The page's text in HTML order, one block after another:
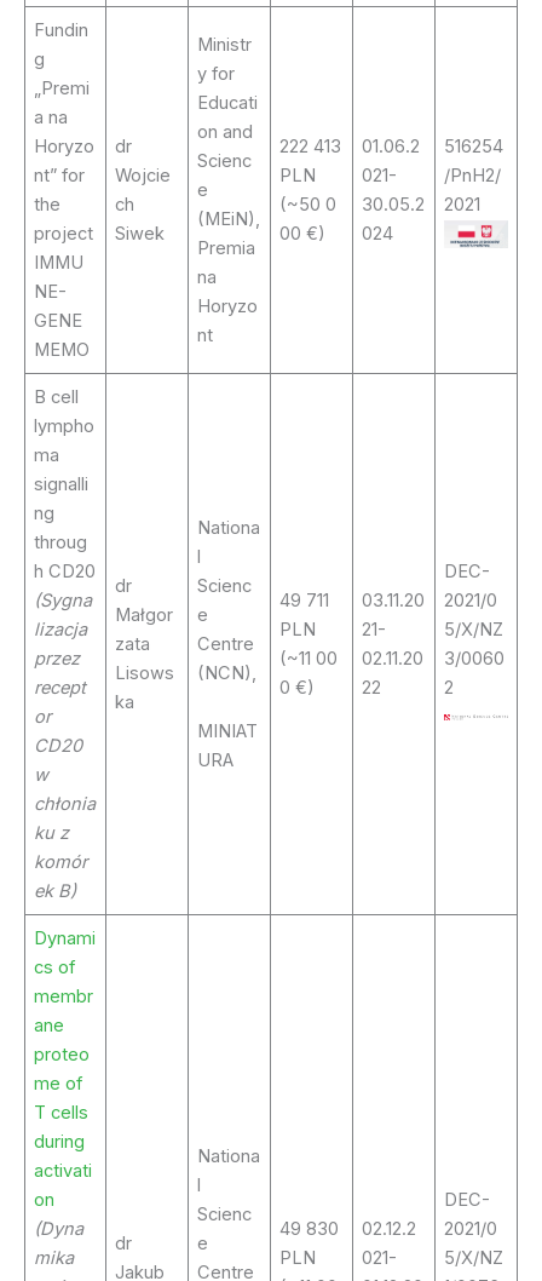
Fundin
g
„Premi
a na
Horyzo
nt” for
the
project
IMMU
NE-
GENE
MEMO
dr
Wojcie
ch
Siwek
Ministr
y for
Educati
on and
Scienc
e
(MEiN),
Premia
na
Horyzo
nt
222 413
PLN
(~50 0
00 €)
01.06.2
021-
30.05.2
024
516254
/PnH2/
2021
B cell
lympho
ma
signalli
ng
throug
h CD20
(Sygna
lizacja
przez
recept
or
CD20
w
chłonia
ku z
komór
ek B)
dr
Małgor
zata
Lisows
ka
Nationa
l
Scienc
e
Centre
(NCN),
MINIAT
URA
49 711
PLN
(~11 00
0 €)
03.11.20
21-
02.11.20
22
DEC-
2021/0
5/X/NZ
3/0060
2
Dynami
cs of
membr
ane
proteo
me of
T cells
during
activati
on
(Dyna
mika
dr
Jakub
Nationa
l
Scienc
e
Centre
49 830
PLN
02.12.2
021-
DEC-
2021/0
5/X/NZ